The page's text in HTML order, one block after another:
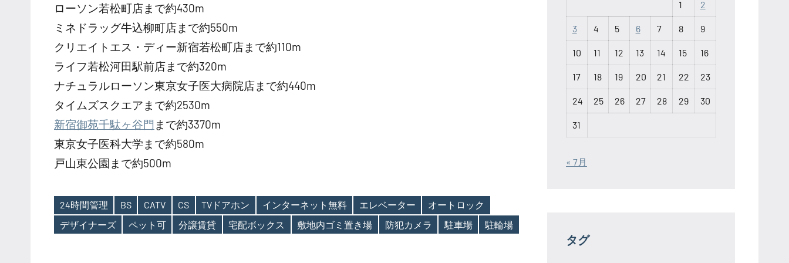
ローソン若松町店まで約430m
ミネドラッグ牛込柳町店まで約550m
クリエイトエス・ディー新宿若松町店まで約110m
ライフ若松河田駅前店まで約320m
ナチュラルローソン東京女子医大病院店まで約440m
タイムズスクエアまで約2530m
新宿御苑千駄ヶ谷門 まで約3370m
東京女子医科大学まで約580m
戸山東公園まで約500m
Tags
24時間管理 BS CATV CS TVドアホン インターネット無料 エレベーター
オートロック
デザイナーズ
ペット可 分譲賃貸 宅配ボックス 敷地内ゴミ置き場 防犯カメラ 駐車場 駐輪場
1 2
3 4 5 6 7 8 9
10 11 12 13 14 15 16
17 18 19 20 21 22 23
24 25 26 27 28 29 30
31
« 7月
タグ